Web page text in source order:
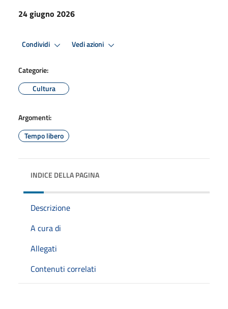
24 giugno 2026
Condividi Vedi azioni
Categorie:
Cultura
Argomenti:
Tempo libero
INDICE DELLA PAGINA
Descrizione
A cura di
Allegati
Contenuti correlati